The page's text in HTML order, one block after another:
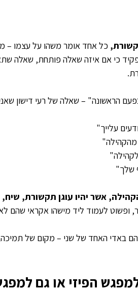
כל אחד אומר משהו על עצמו –
כי אם איזה שאלה פותחת, שאלה
הראשונה" – שאלה של רעי דישון
עלייך"
מהקהילה"
שלך"
אשר יהיו עוגן תקשורת, שיח,
לעמוד ליד מישהו אקראי שהם
באדי האחד של שני – מקום של
הפיזי או גם